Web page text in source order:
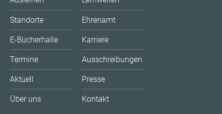
Standorte
E-Bücherhalle
Termine
Aktuell
Über uns
Ehrenamt
Karriere
Ausschreibungen
Presse
Kontakt